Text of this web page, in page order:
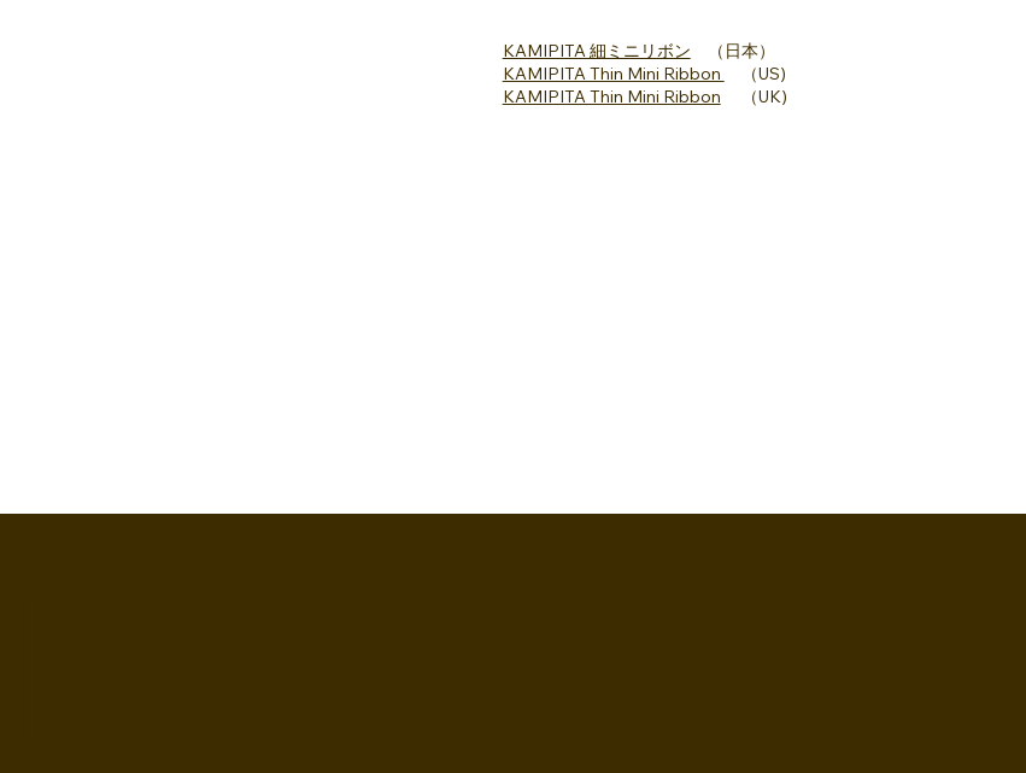
KAMIPITA 細ミニリボン （日本）
KAMIPITA Thin Mini Ribbon
（US)
KAMIPITA Thin Mini Ribbon （UK)